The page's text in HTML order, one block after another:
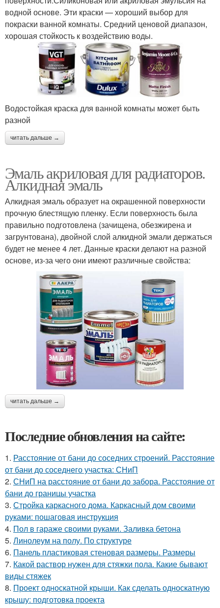
водной основе. Эти краски — хороший выбор для
покраски ванной комнаты. Средний ценовой диапазон,
хорошая стойкость к воздействию воды.
Водостойкая краска для ванной комнаты может быть
разной
читать дальше →
Эмаль акриловая для радиаторов.
Алкидная эмаль
Алкидная эмаль образует на окрашенной поверхности
прочную блестящую пленку. Если поверхность была
правильно подготовлена (зачищена, обезжирена и
загрунтована), двойной слой алкидной эмали держаться
будет не менее 4 лет. Данные краски делают на разной
основе, из-за чего они имеют различные свойства:
читать дальше →
Последние обновления на сайте:
1. Расстояние от бани до соседних строений. Расстояние
от бани до соседнего участка: СНиП
2. СНиП на расстояние от бани до забора. Расстояние от
бани до границы участка
3. Стройка каркасного дома. Каркасный дом своими
руками: пошаговая инструкция
4. Пол в гараже своими руками. Заливка бетона
5. Линолеум на полу. По структуре
6. Панель пластиковая стеновая размеры. Размеры
7. Какой раствор нужен для стяжки пола. Какие бывают
виды стяжек
8. Проект односкатной крыши. Как сделать односкатную
крышу: подготовка проекта